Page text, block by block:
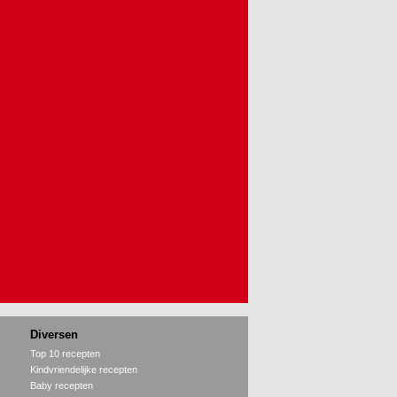
Diversen
Top 10 recepten
Kindvriendelijke recepten
Baby recepten